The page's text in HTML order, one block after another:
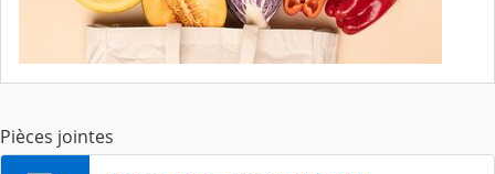
Pièces jointes